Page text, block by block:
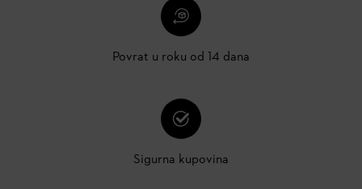
Povrat u roku od 14 dana
Sigurna kupovina